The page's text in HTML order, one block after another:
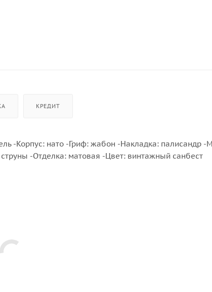
КРЕДИТ
-Корпус: нато -Гриф: жабон -Накладка: палисандр -
-Отделка: матовая -Цвет: винтажный санбест